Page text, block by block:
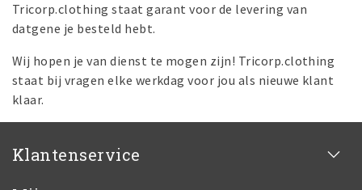
Tricorp.clothing staat garant voor de levering van
datgene je besteld hebt.
Wij hopen je van dienst te mogen zijn! Tricorp.clothing
staat bij vragen elke werkdag voor jou als nieuwe klant
klaar.
Klantenservice